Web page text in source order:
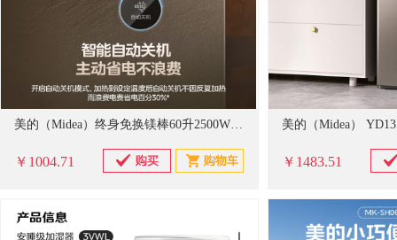
美的（Midea）终身免换镁棒60升2500W一级能效40倍耐用加热管家用电热水器F6025-JE4(HE)
￥1004.71 ￥1483.51